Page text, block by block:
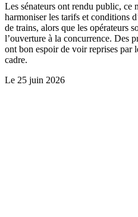
Les sénateurs ont rendu public, ce
harmoniser les tarifs et conditions
de trains, alors que les opérateurs
l’ouverture à la concurrence. Des
ont bon espoir de voir reprises par
cadre.
Le 25 juin 2026